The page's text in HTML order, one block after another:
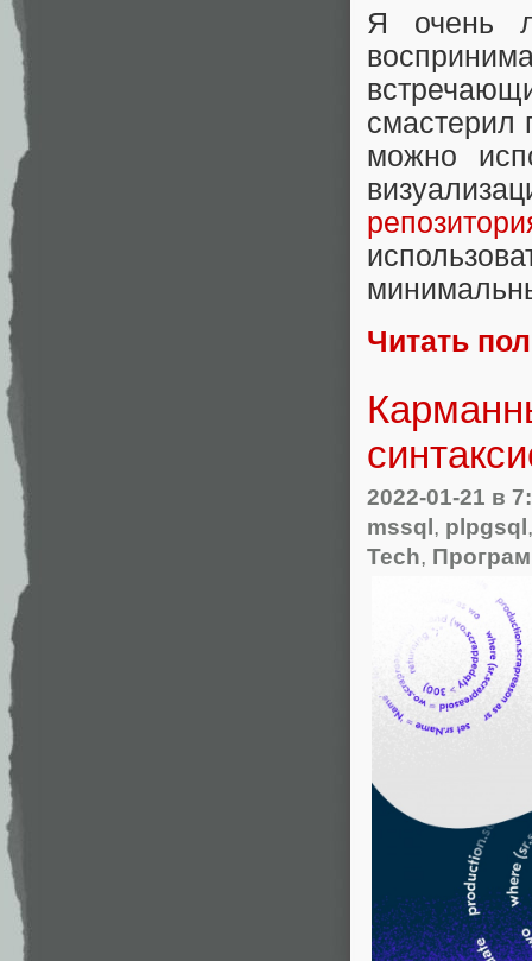
Я очень
смастерил
можно
Читать
2022-01-21 в
mssql, plpgsql
Tech,